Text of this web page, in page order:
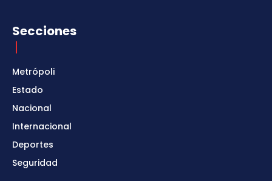
Secciones
Metrópoli
Estado
Nacional
Internacional
Deportes
Seguridad